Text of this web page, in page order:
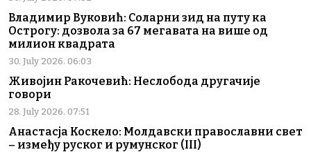
Владимир Вуковић: Соларни зид на путу ка
Острогу: дозвола за 67 мегавата на више од
милион квадрата
30. July 2026. 06:03
Живојин Ракочевић: Неслобода другачије
говори
28. July 2026. 07:51
Анастасја Коскело: Молдавски православни свет
– између руског и румунског (III)